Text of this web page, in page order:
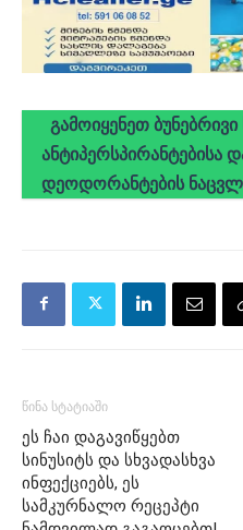
გამოიყენეთ
ანტიპერსპირანტებისა
დეოდორანტების
წინა სტატიაში
ეს ჩაი დაგავიწყებთ
სინუსიტს და სხვადასხვა
ინფექციებს, ეს
სამკურნალო რეცეპტი